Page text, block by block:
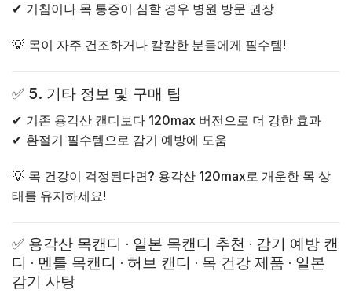
✔ 기침이나 목 통증이 심할 경우 병원 방문 권장
💡 목이 자주 건조하거나 칼칼한 분들에게 필수템!
✅ 5. 기타 정보 및 구매 팁
✔ 기존 용각산 캔디보다 120max 버전으로 더 강한 효과
✔ 환절기 필수템으로 감기 예방에 도움
💡 목 건강이 걱정된다면? 용각산 120max로 개운한 목 상
태를 유지하세요!
✅ 용각산 목캔디 · 일본 목캔디 추천 · 감기 예방 캔
디 · 멘톨 목캔디 · 허브 캔디 · 목 건강 제품 · 일본
감기 사탕